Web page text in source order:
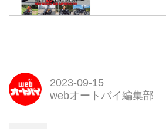
2023-09-15
webオートバイ編集部